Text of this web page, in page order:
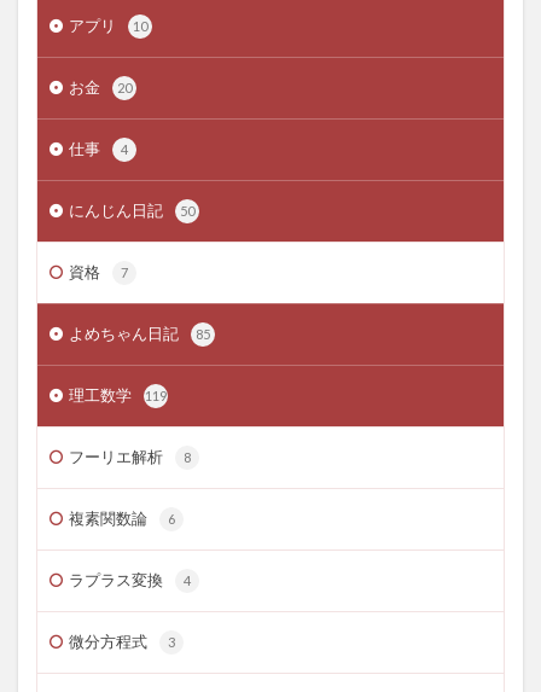
アプリ 10
お金 20
仕事 4
にんじん日記 50
資格 7
よめちゃん日記 85
理工数学 119
フーリエ解析 8
複素関数論 6
ラプラス変換 4
微分方程式 3